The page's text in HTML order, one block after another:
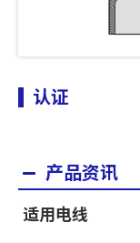
认证
产品资讯
适用电线